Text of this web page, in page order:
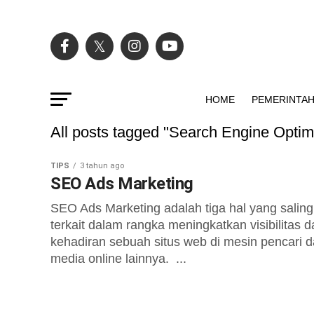
HOME
All posts tagged "Search Engine
TIPS 3 tahun ago
SEO Ads Marketing
SEO Ads Marketing adalah tiga hal yang saling
terkait dalam rangka meningkatkan visibilitas
kehadiran sebuah situs web di mesin pencari
media online lainnya. ...